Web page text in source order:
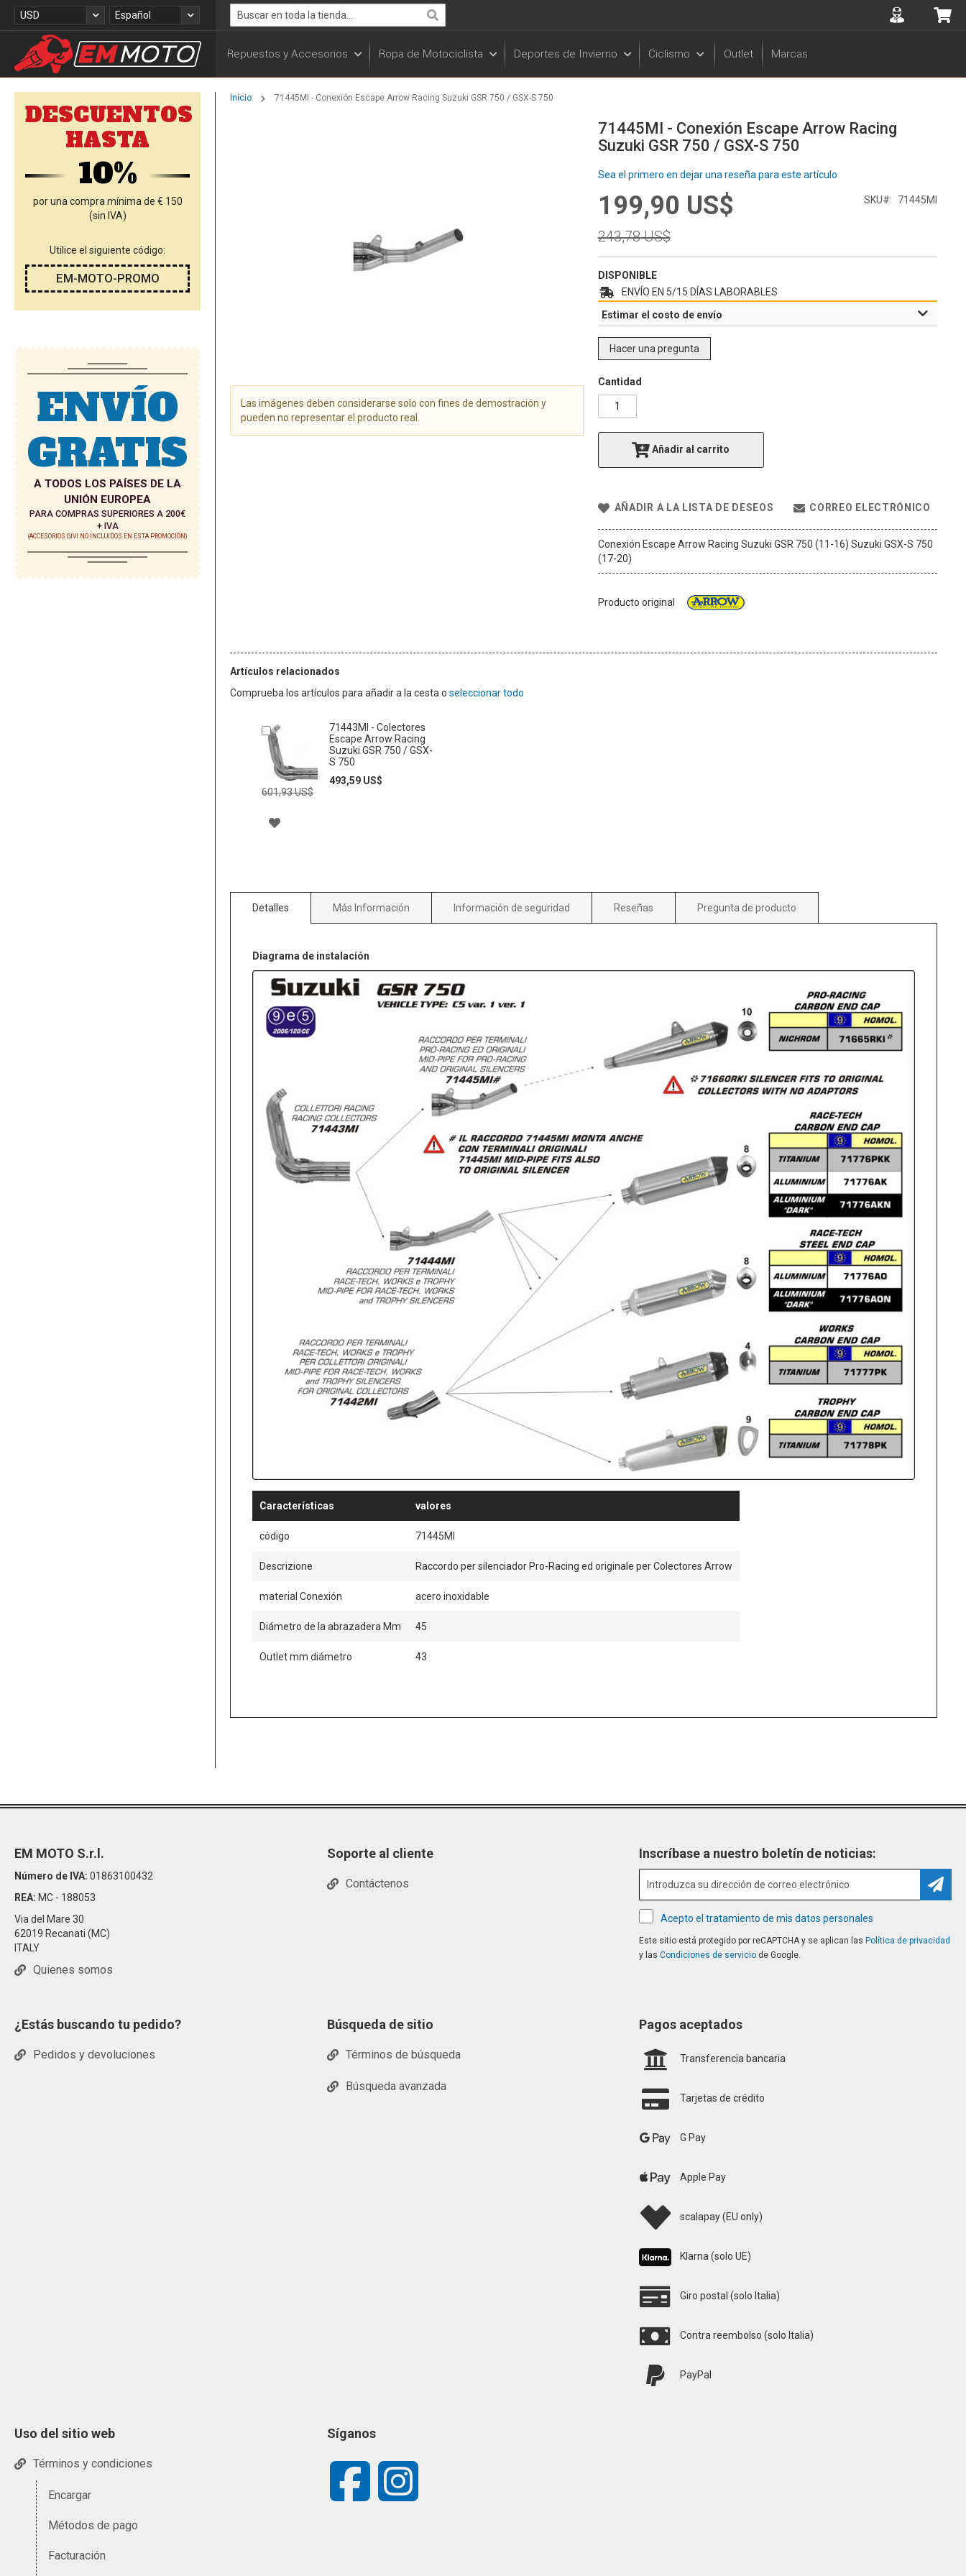
contenido
Moneda
USD Lenguaje
Español
Search
Mi
Accuont
Repuestos y Accesorios Ropa de Motociclista Deportes de Invierno Ciclismo Outlet Marcas
Inicio 71445MI - Conexión Escape Arrow Racing Suzuki GSR 750 / GSX-S 750
71445MI - Conexión Escape Arrow Racing
Suzuki GSR 750 / GSX-S 750
Sea el primero en dejar una reseña para este artículo
Special
199,90 US$
Regular
Price
243,78 US$
SKU 71445MI
DISPONIBLE
ENVÍO EN 5/15 DÍAS LABORABLES
Estimar el costo de envío
Hacer una pregunta
Cantidad
Añadir al carrito
AÑADIR A LA LISTA DE DESEOS CORREO ELECTRÓNICO
Conexión Escape Arrow Racing Suzuki GSR 750 (11-16) Suzuki GSX-S 750
(17-20)
Producto original
Las imágenes deben considerarse solo con fines de demostración y
pueden no representar el producto real.
Artículos relacionados
Comprueba los artículos para añadir a la cesta o seleccionar todo
71443MI - Colectores
Escape Arrow Racing
Suzuki GSR 750 / GSX-
S 750
Special
493,59 US$
601,93 US$
Añadir
al
carrito
DESEOS
Detalles
Diagrama de instalación
Características valores
código 71445MI
Descrizione Raccordo per silenciador Pro-Racing ed originale per Colectores Arrow
material Conexión acero inoxidable
Diámetro de la abrazadera Mm 45
Outlet mm diámetro 43
Más Información Información de seguridad Reseñas Pregunta de producto
DESCUENTOS
HASTA
10%
por una compra mínima de € 150
(sin IVA)
Utilice el siguiente código:
EM-MOTO-PROMO
ENVÍO
GRATIS
A TODOS LOS PAÍSES DE LA
UNIÓN EUROPEA
PARA COMPRAS SUPERIORES A 200€
+ IVA
(ACCESORIOS GIVI NO INCLUIDOS EN ESTA PROMOCIÓN)
Inscríbase a nuestro boletín de noticias:
Acepto el tratamiento de mis datos personales
Este sitio está protegido por reCAPTCHA y se aplican las Política de privacidad
y lasCondiciones de servicio de Google.
EM MOTO S.r.l.
Número de IVA: 01863100432
REA: MC - 188053
Via del Mare 30
62019 Recanati (MC)
ITALY
Quienes somos
Soporte al cliente
Contáctenos
¿Estás buscando tu pedido?
Pedidos y devoluciones
Uso del sitio web
Términos y condiciones
Encargar
Métodos de pago
Facturación
Búsqueda de sitio
Términos de búsqueda
Búsqueda avanzada
Pagos aceptados
Transferencia bancaria
Tarjetas de crédito
G Pay
Apple Pay
scalapay (EU only)
Klarna (solo UE)
Giro postal (solo Italia)
Contra reembolso (solo Italia)
PayPal
Síganos